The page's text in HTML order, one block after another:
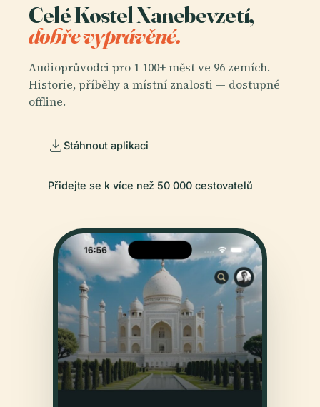
Celé Kostel Nanebevzetí,
dobře vyprávěné.
Audioprůvodci pro 1 100+ měst ve 96 zemích.
Historie, příběhy a místní znalosti — dostupné
offline.
Stáhnout aplikaci
Přidejte se k více než 50 000 cestovatelů